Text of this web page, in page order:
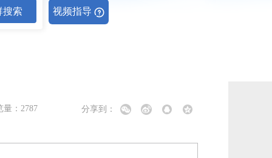
搜索 视频指导
量：2787 分享到：